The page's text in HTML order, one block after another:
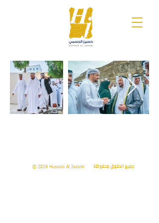
© 2024 Hussain Al Jassmi جميع الحقوق محفوظة